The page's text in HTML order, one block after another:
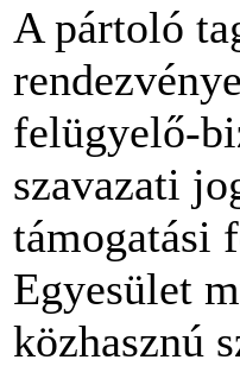
A pártoló
felügyelő-
szavazati
támogatási
Egyesület
közhasznú